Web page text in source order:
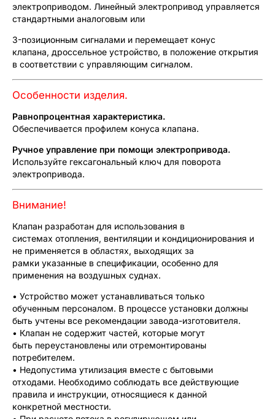
электроприводом. Линейный электропривод управляется
стандартными аналоговым или
3-позиционным сигналами и перемещает конус
клапана, дроссельное устройство, в положение открытия
в соответствии с управляющим сигналом.
Особенности изделия.
Равнопроцентная характеристика.
Обеспечивается профилем конуса клапана.
Ручное управление при помощи электропривода.
Используйте гексагональный ключ для поворота
электропривода.
Внимание!
Клапан разработан для использования в
системах отопления, вентиляции и кондиционирования и
не применяется в областях, выходящих за
рамки указанные в спецификации, особенно для
применения на воздушных суднах.
• Устройство может устанавливаться только
обученным персоналом. В процессе установки должны
быть учтены все рекомендации завода-изготовителя.
• Клапан не содержит частей, которые могут
быть переустановлены или отремонтированы
потребителем.
• Недопустима утилизация вместе с бытовыми
отходами. Необходимо соблюдать все действующие
правила и инструкции, относящиеся к данной
конкретной местности.